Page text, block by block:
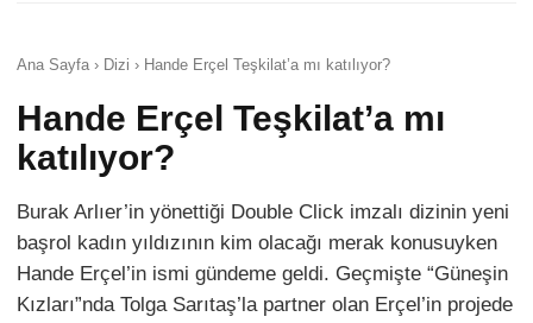
Ana Sayfa › Dizi › Hande Erçel Teşkilat’a mı katılıyor?
Hande Erçel Teşkilat’a mı
katılıyor?
Burak Arlıer’in yönettiği Double Click imzalı dizinin yeni
başrol kadın yıldızının kim olacağı merak konusuyken
Hande Erçel’in ismi gündeme geldi. Geçmişte “Güneşin
Kızları”nda Tolga Sarıtaş’la partner olan Erçel’in projede